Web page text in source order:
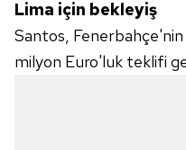
Lima için bekleyiş
Santos, Fenerbahçe'nin
milyon Euro'luk teklifi